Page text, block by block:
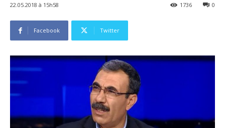
22.05.2018 à 15h58 0
1736
Facebook Twitter